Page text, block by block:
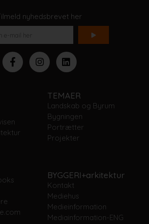
nyhedsbrevet her
TEMAER
Landskab og Byrum
Bygningen
Portrætter
Projekter
BYGGERI+arkitektur
Kontakt
Mediehus
Medieinformation
Mediainformation-ENG